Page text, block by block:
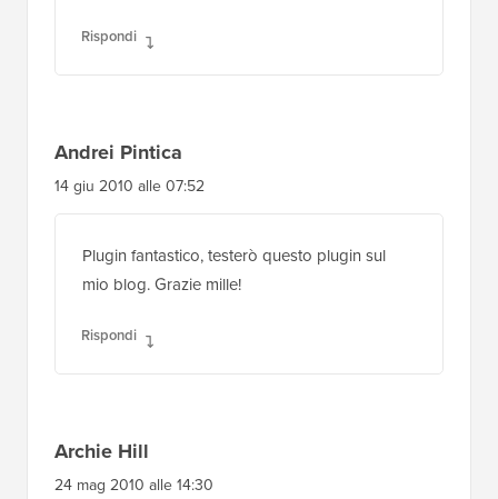
Rispondi
Andrei Pintica
14 giu 2010 alle 07:52
Plugin fantastico, testerò questo plugin sul
mio blog. Grazie mille!
Rispondi
Archie Hill
24 mag 2010 alle 14:30